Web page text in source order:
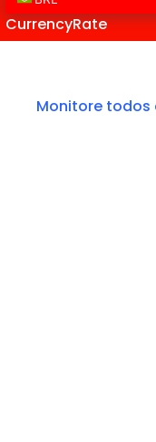
CurrencyRate
Monitore todos